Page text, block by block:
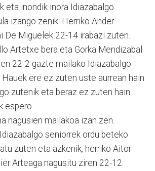
eta inondik inora Idiazabalgo
izango zenik. Herriko Ander
De Miguelek 22-14 irabazi zuten.
Artetxe bera eta Gorka Mendizabal
22-2 gazte mailako Idiazabalgo
Hauek ere ez zuten uste aurrean hain
zutenik eta beraz ez zuten hain
espero.
nagusien mailakoa izan zen.
seniorrek ordu beteko
zuten eta azkenik, herriko Aitor
Arteaga nagusitu ziren 22-12.